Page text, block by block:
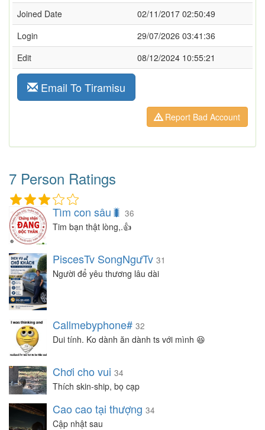
Joined Date
02/11/2017 02:50:49
Login
29/07/2026 03:41:36
Edit
08/12/2024 10:55:21
Email To Tiramisu
Report Bad Account
7 Person Ratings
Tìm con sâu🐛 36
Tim bạn thật lòng,.👍
PiscesTv SongNgưTv 31
Người để yêu thương lâu dài
Callmebyphone# 32
Dui tính. Ko dành ăn dành ts với mình 😆
Chơi cho vui 34
Thích skin-ship, bọ cạp
Cao cao tại thượng 34
Cập nhật sau